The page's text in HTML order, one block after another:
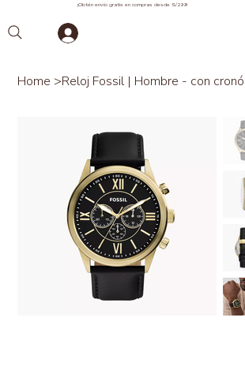
¡Obtén envío gratis en compras desde S/299!
Home >Reloj Fossil | Hombre - con